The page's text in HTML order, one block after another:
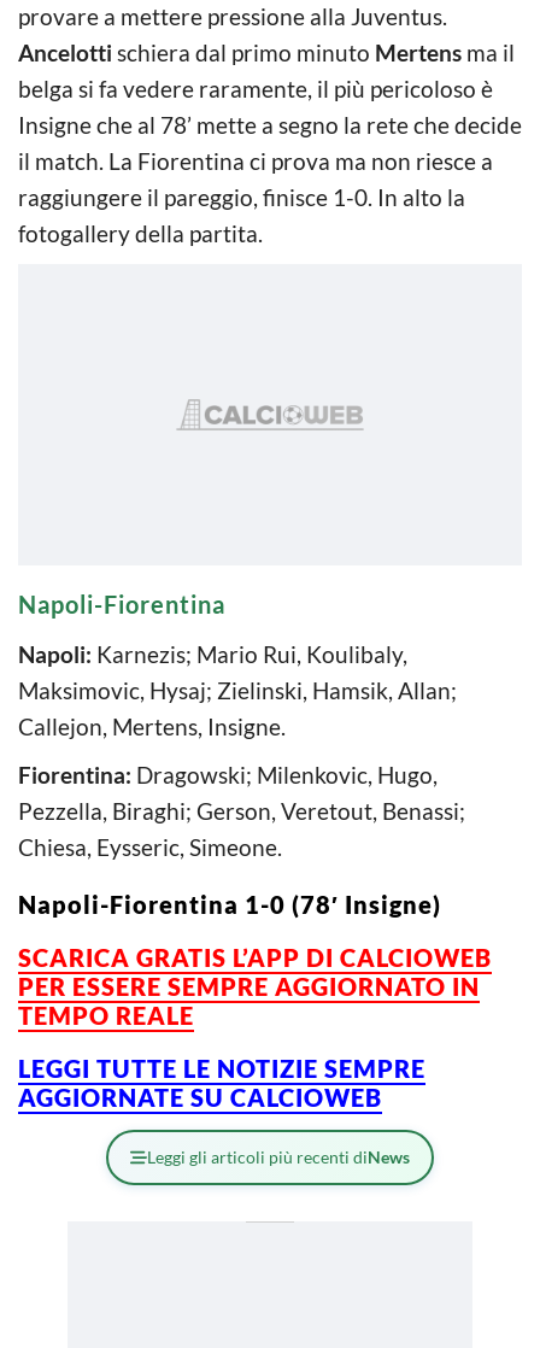
provare a mettere pressione alla Juventus.
Ancelotti schiera dal primo minuto Mertens ma il
belga si fa vedere raramente, il più pericoloso è
Insigne che al 78’ mette a segno la rete che decide
il match. La Fiorentina ci prova ma non riesce a
raggiungere il pareggio, finisce 1-0. In alto la
fotogallery della partita.
Napoli-Fiorentina
Napoli: Karnezis; Mario Rui, Koulibaly,
Maksimovic, Hysaj; Zielinski, Hamsik, Allan;
Callejon, Mertens, Insigne.
Fiorentina: Dragowski; Milenkovic, Hugo,
Pezzella, Biraghi; Gerson, Veretout, Benassi;
Chiesa, Eysseric, Simeone.
Napoli-Fiorentina 1-0 (78′ Insigne)
SCARICA GRATIS L’APP DI CALCIOWEB
PER ESSERE SEMPRE AGGIORNATO IN
TEMPO REALE
LEGGI TUTTE LE NOTIZIE SEMPRE
AGGIORNATE SU CALCIOWEB
Leggi gli articoli più recenti diNews